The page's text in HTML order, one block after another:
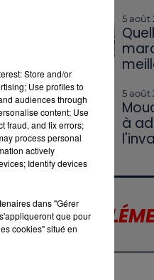
5 août
5 août
à
LE
Store and/or
Use profiles to
audiences through
content; Use
fraud, and fix errors;
process personal
actively
Identify devices
dans "Gérer
que pour
cookies" situé en